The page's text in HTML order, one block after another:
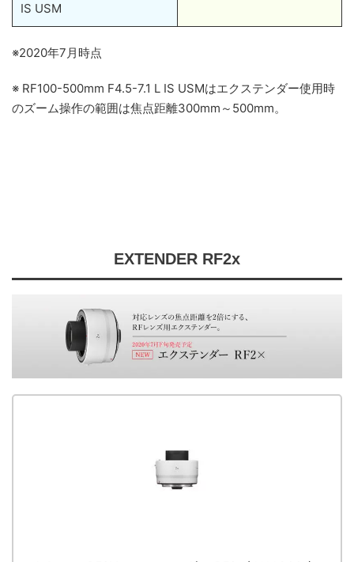
IS USM
※2020年7月時点
※ RF100-500mm F4.5-7.1 L IS USMはエクステンダー使用時
のズーム操作の範囲は焦点距離300mm～500mm。
EXTENDER RF2x